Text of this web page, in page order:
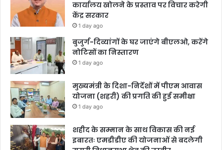
कार्यालय खोलने के प्रस्ताव पर विचार करेगी
केंद्र सरकार
1 day ago
बुजुर्ग-दिव्यांगों के घर जाएंगे बीएलओ, करेंगे
नोटिसों का निस्तारण
1 day ago
मुख्यमंत्री के दिशा-निर्देशों में पीएम आवास
योजना (शहरी) की प्रगति की हुई समीक्षा
1 day ago
शहीद के सम्मान के साथ विकास की नई
इबारतः एमडीडीए की योजनाओं से बदलेगी